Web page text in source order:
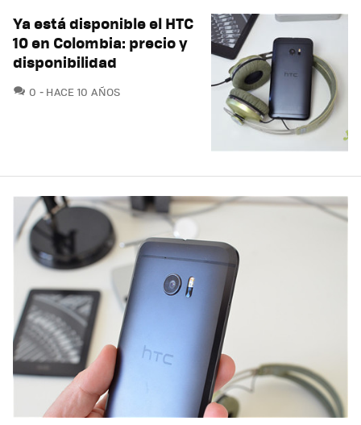
Ya está disponible el HTC
10 en Colombia: precio y
disponibilidad
0 COMENTARIOS
HACE 10 AÑOS